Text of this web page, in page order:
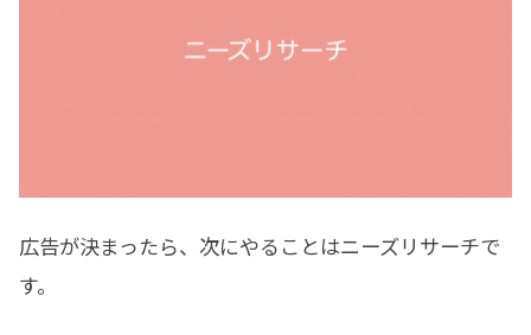
広告が決まったら、次にやることはニーズリサーチで
す。